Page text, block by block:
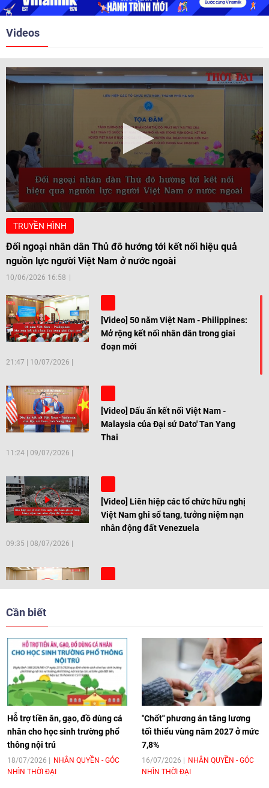
2010, 2016, 2018, 2021.
Videos
TRUYỀN HÌNH
Đối ngoại nhân dân Thủ đô hướng tới kết nối hiệu quả
nguồn lực người Việt Nam ở nước ngoài
10/06/2026 16:58
[Video] 50 năm Việt Nam - Philippines:
Mở rộng kết nối nhân dân trong giai
đoạn mới
21:47 10/07/2026
[Video] Dấu ấn kết nối Việt Nam -
Malaysia của Đại sứ Dato' Tan Yang
Thai
11:24 09/07/2026
[Video] Liên hiệp các tổ chức hữu nghị
Việt Nam ghi sổ tang, tưởng niệm nạn
nhân động đất Venezuela
09:35 08/07/2026
[Video] Trẻ em Đông Á cùng kiến tạo
[Video] Âm nhạc flamenco gắn kết văn
hoá Việt Nam - Tây Ban Nha
11:10 17/06/2026
[Video] Trao tặng Kỷ niệm chương "Vì
hòa bình, hữu nghị giữa các dân tộc"
cho Đại sứ Hungary tại Việt Nam
Cần biết
Hỗ trợ tiền ăn, gạo, đồ dùng cá
nhân cho học sinh trường phổ
thông nội trú
18/07/2026
NHÂN QUYỀN - GÓC
NHÌN THỜI ĐẠI
"Chốt" phương án tăng lương
tối thiểu vùng năm 2027 ở mức
7,8%
16/07/2026
NHÂN QUYỀN - GÓC
NHÌN THỜI ĐẠI